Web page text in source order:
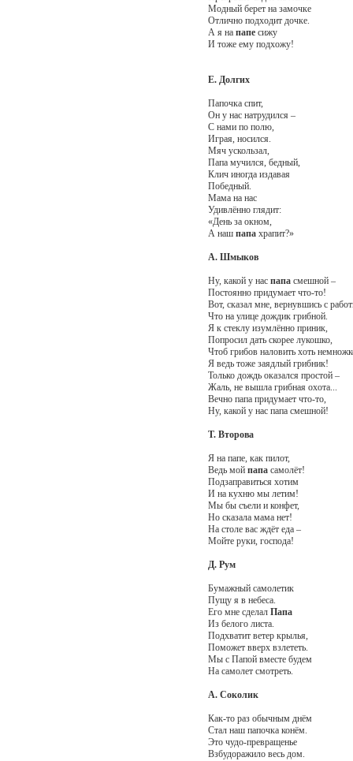
Модный берет на замочке
Отлично подходит дочке.
А я на папесижу
И тоже ему подхожу!
Е. Долгих
Папочка спит,
Он у нас натрудился –
С нами по полю,
Играя, носился.
Мяч ускользал,
Папа мучился, бедный,
Клич иногда издавая
Победный.
Мама на нас
Удивлённо глядит:
«День за окном,
А наш папахрапит?»
А. Шмыков
Ну, какой у нас папасмешной –
Постоянно придумает что-то!
Вот, сказал мне, вернувшись с
Что на улице дождик грибной.
Я к стеклу изумлённо приник,
Попросил дать скорее лукошко,
Чтоб грибов наловить хоть
Я ведь тоже заядлый грибник!
Только дождь оказался простой –
Жаль, не вышла грибная охота...
Вечно папа придумает что-то,
Ну, какой у нас папа смешной!
Т. Второва
Я на папе, как пилот,
Ведь мой папасамолёт!
Подзаправиться хотим
И на кухню мы летим!
Мы бы съели и конфет,
Но сказала мама нет!
На столе вас ждёт еда –
Мойте руки, господа!
Д. Рум
Бумажный самолетик
Пущу я в небеса.
Его мне сделал Папа
Из белого листа.
Подхватит ветер крылья,
Поможет вверх взлететь.
Мы с Папой вместе будем
На самолет смотреть.
А. Соколик
Как-то раз обычным днём
Стал наш папочка конём.
Это чудо-превращенье
Взбудоражило весь дом.